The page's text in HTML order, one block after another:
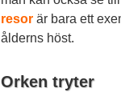
resor är bara ett
ålderns höst.
Orken tryter